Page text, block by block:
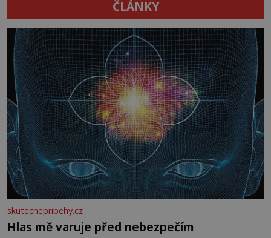
ČLÁNKY
skutecnepribehy.cz
Hlas mě varuje před nebezpečím